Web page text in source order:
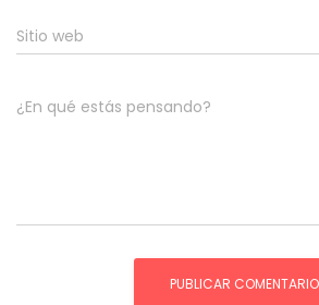
Sitio web
¿En qué estás pensando?